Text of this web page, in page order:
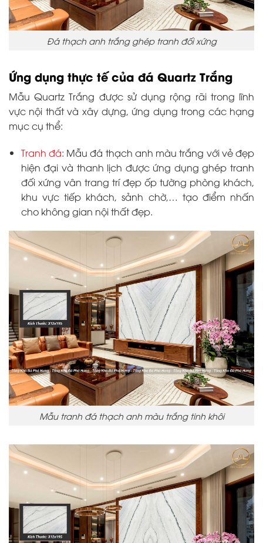
Đá thạch anh trắng ghép tranh đối xứng
Ứng dụng thực tế của đá Quartz Trắng
Mẫu Quartz Trắng được sử dụng rộng rãi trong lĩnh
vực nội thất và xây dựng, ứng dụng trong các hạng
mục cụ thể:
Tranh đá: Mẫu đá thạch anh màu trắng với vẻ đẹp
hiện đại và thanh lịch được ứng dụng ghép tranh
đối xứng vân trang trí đẹp ốp tường phòng khách,
khu vực tiếp khách, sảnh chờ,… tạo điểm nhấn
cho không gian nội thất đẹp.
Mẫu tranh đá thạch anh màu trắng tinh khôi